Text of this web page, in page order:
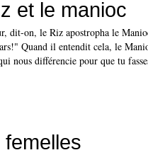
et le manioc
dit-on, le Riz apostropha le
Quand il entendit cela, le
nous différencie pour que tu